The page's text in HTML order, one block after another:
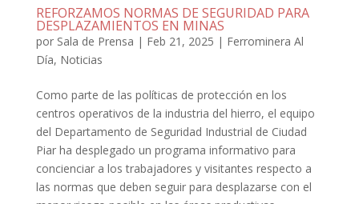
REFORZAMOS NORMAS DE SEGURIDAD PARA
DESPLAZAMIENTOS EN MINAS
por Sala de Prensa | Feb 21, 2025 | Ferrominera Al
Día, Noticias
Como parte de las políticas de protección en los
centros operativos de la industria del hierro, el equipo
del Departamento de Seguridad Industrial de Ciudad
Piar ha desplegado un programa informativo para
concienciar a los trabajadores y visitantes respecto a
las normas que deben seguir para desplazarse con el